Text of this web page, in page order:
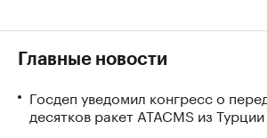
Главные новости
Госдеп уведомил конгресс о
десятков ракет ATACMS из Турции